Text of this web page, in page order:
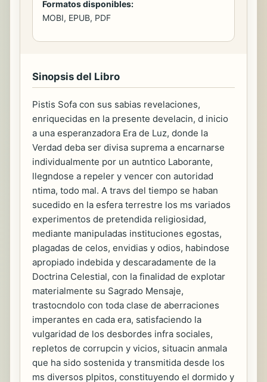
Formatos disponibles:
MOBI, EPUB, PDF
Sinopsis del Libro
Pistis Sofa con sus sabias revelaciones,
enriquecidas en la presente develacin, d inicio
a una esperanzadora Era de Luz, donde la
Verdad deba ser divisa suprema a encarnarse
individualmente por un autntico Laborante,
llegndose a repeler y vencer con autoridad
ntima, todo mal. A travs del tiempo se haban
sucedido en la esfera terrestre los ms variados
experimentos de pretendida religiosidad,
mediante manipuladas instituciones egostas,
plagadas de celos, envidias y odios, habindose
apropiado indebida y descaradamente de la
Doctrina Celestial, con la finalidad de explotar
materialmente su Sagrado Mensaje,
trastocndolo con toda clase de aberraciones
imperantes en cada era, satisfaciendo la
vulgaridad de los desbordes infra sociales,
repletos de corrupcin y vicios, situacin anmala
que ha sido sostenida y transmitida desde los
ms diversos plpitos, constituyendo el dormido y